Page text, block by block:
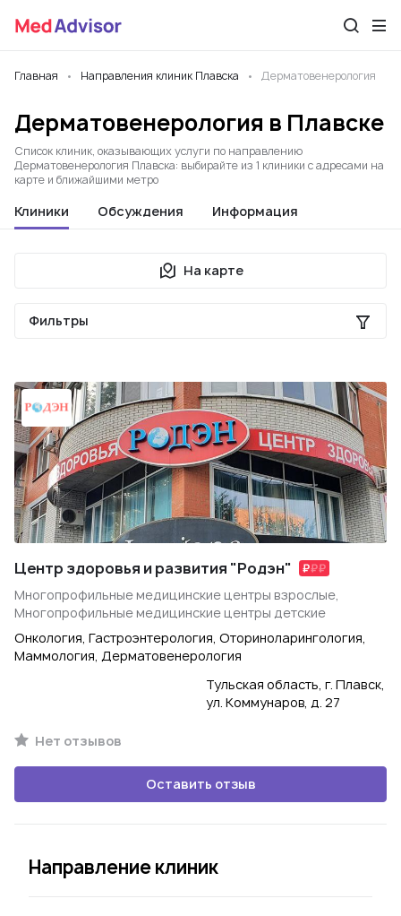
Главная Направления клиник Плавска Дерматовенерология
Дерматовенерология в Плавске
Список клиник, оказывающих услуги по направлению
Дерматовенерология Плавска: выбирайте из 1 клиники с адресами на
карте и ближайшими метро
Клиники Обсуждения Информация
На карте
Фильтры
Центр здоровья и развития "Родэн"
Многопрофильные медицинские центры взрослые,
Многопрофильные медицинские центры детские
Онкология, Гастроэнтерология, Оториноларингология,
Маммология, Дерматовенерология
Тульская область, г. Плавск,
ул. Коммунаров, д. 27
Нет отзывов
Оставить отзыв
Направление клиник